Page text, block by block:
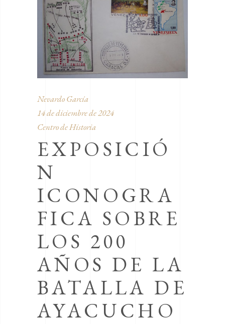
Nevardo García
14 de diciembre de 2024
Centro de Historia
EXPOSICIÓ
N
ICONOGRA
FICA SOBRE
LOS 200
AÑOS DE LA
BATALLA DE
AYACUCHO